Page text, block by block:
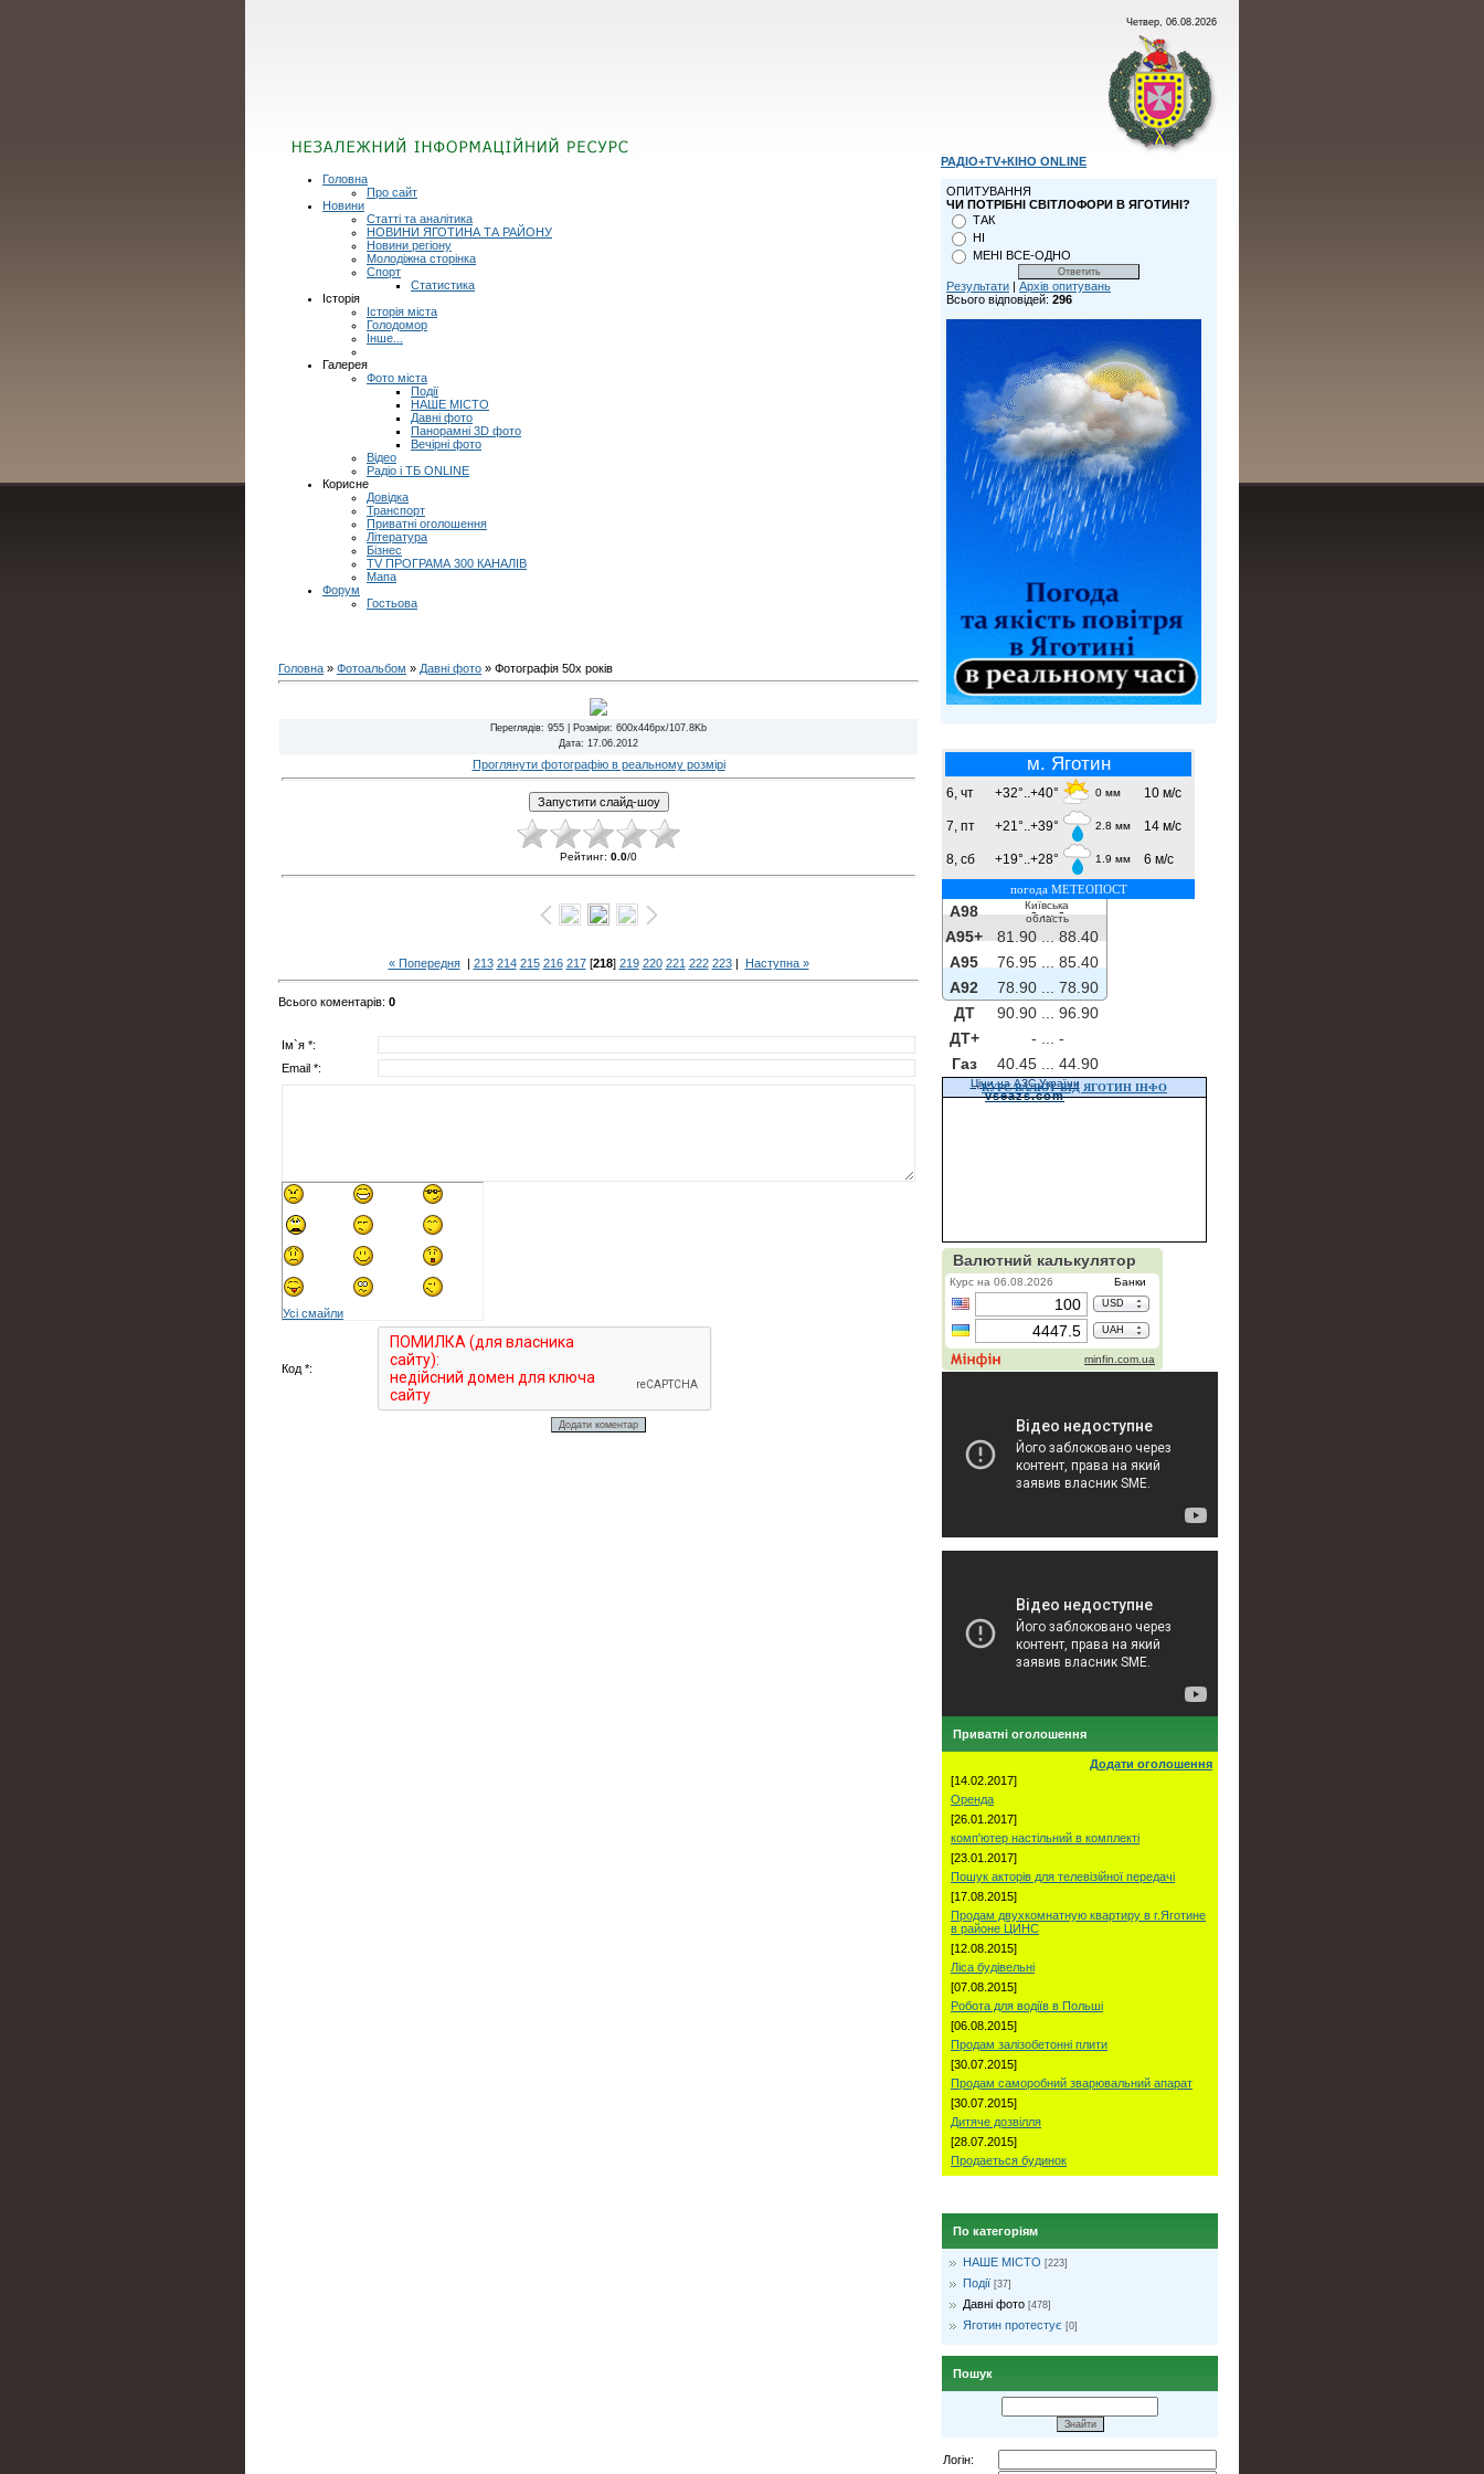
Четвер, 06.08.2026
Головна
Про сайт
Новини
Статті та аналітика
НОВИНИ ЯГОТИНА ТА РАЙОНУ
Новини регіону
Молодіжна сторінка
Спорт
Статистика
Історія
Історія міста
Голодомор
Інше...
Галерея
Фото міста
Події
НАШЕ МІСТО
Давні фото
Панорамні 3D фото
Вечірні фото
Відео
Радіо і ТБ ONLINE
Корисне
Довідка
Транспорт
Приватні оголошення
Література
Бізнес
TV ПРОГРАМА 300 КАНАЛІВ
Мапа
Форум
Гостьова
Головна » Фотоальбом » Давні фото » Фотографія 50х років
Переглядів: 955 | Розміри: 600x446px/107.8Kb
Дата: 17.06.2012
Проглянути фотографію в реальному розмірі
Рейтинг: 0.0/0
« Попередня| 213 214 215 216 217[218] 219 220 221 222 223| Наступна »
Всього коментарів: 0
Ім`я *:
Email *:
Усі смайли
Код *:
РАДІО+TV+КІНО ONLINE
ОПИТУВАННЯ
ЧИ ПОТРІБНІ СВІТЛОФОРИ В ЯГОТИНІ?
ТАК
НІ
МЕНІ ВСЕ-ОДНО
Результати | Архів опитувань
Всього відповідей: 296
м. Яготин
6, чт +32°..+40° 0 мм 10 м/с
7, пт +21°..+39° 2.8 мм 14 м/с
8, сб +19°..+28° 1.9 мм 6 м/с
погода МЕТЕОПОСТ
Київська
область
A98 - ...-
A95+
81.90 ...
88.40
A95
76.95 ...
85.40
A92
78.90 ...
78.90
ДТ
90.90 ...
96.90
ДТ+
- ...
-
Газ
40.45 ... 44.90
Ціни на АЗС України
vseazs.com
КУРС ВАЛЮТ ВІД ЯГОТИН ІНФО
Приватні оголошення
Додати оголошення
[14.02.2017]
Оренда
[26.01.2017]
комп'ютер настільний в комплекті
[23.01.2017]
Пошук акторів для телевізійної передачі
[17.08.2015]
Продам двухкомнатную квартиру в г.Яготине
в районе ЦИНС
[12.08.2015]
Ліса будівельні
[07.08.2015]
Робота для водіїв в Польші
[06.08.2015]
Продам залізобетонні плити
[30.07.2015]
Продам саморобний зварювальний апарат
[30.07.2015]
Дитяче дозвілля
[28.07.2015]
Продаеться будинок
По категоріям
НАШЕ МІСТО [223]
Події [37]
Давні фото [478]
Яготин протестує [0]
Пошук
Логін: